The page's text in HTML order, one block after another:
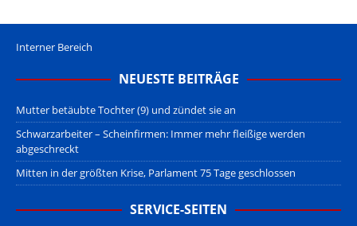
Interner Bereich
NEUESTE BEITRÄGE
Mutter betäubte Tochter (9) und zündet sie an
Schwarzarbeiter – Scheinfirmen: Immer mehr fleißige werden
abgeschreckt
Mitten in der größten Krise, Parlament 75 Tage geschlossen
SERVICE-SEITEN